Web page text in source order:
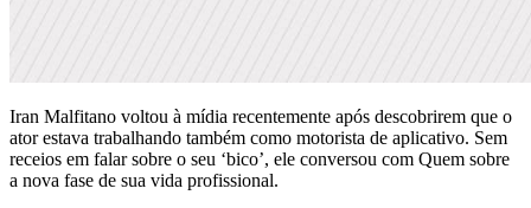
Iran Malfitano voltou à mídia recentemente após descobrirem que o
ator estava trabalhando também como motorista de aplicativo. Sem
receios em falar sobre o seu ‘bico’, ele conversou com Quem sobre
a nova fase de sua vida profissional.